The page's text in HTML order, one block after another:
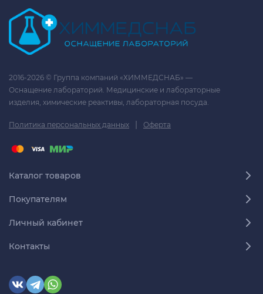
2016-2026 © Группа компаний «ХИММЕДСНАБ» —
Оснащение лабораторий. Медицинские и лабораторные
изделия, химические реактивы, лабораторная посуда.
Политика персональных данных | Оферта
Каталог товаров
Покупателям
Личный кабинет
Контакты